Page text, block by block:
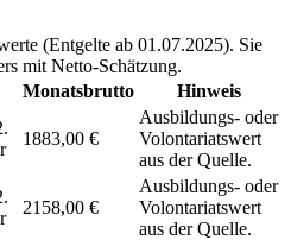
(Entgelte ab 01.07.2025). Sie
mit Netto-Schätzung.
Monatsbrutto
Hinweis
1883,00 €
Ausbildungs- oder
Volontariatswert
aus der Quelle.
2158,00 €
Ausbildungs- oder
Volontariatswert
aus der Quelle.